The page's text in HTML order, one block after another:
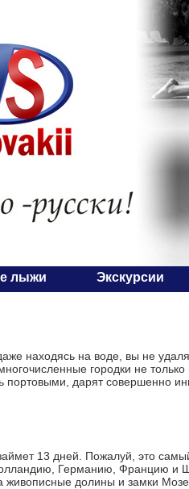
лыжи Экскурсии
находясь на воде, вы не
городки не
портовыми, дарят
13 дней. Пожалуй, это
Германию, Францию и
живописные долины и замки